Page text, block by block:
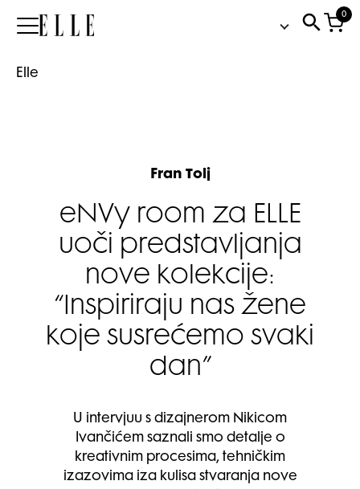
Elle
0
Elle
eNVy room za ELLE
uoči predstavljanja
nove kolekcije:
“Inspiriraju nas žene
koje susrećemo svaki
dan”
U intervjuu s dizajnerom Nikicom
Ivančićem saznali smo detalje o
kreativnim procesima, tehničkim
izazovima iza kulisa stvaranja nove
Fran Tolj